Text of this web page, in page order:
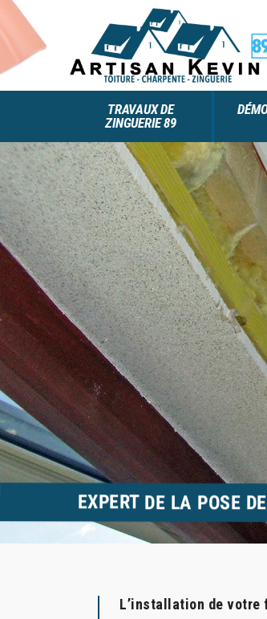
TRAVAUX DE
ZINGUERIE 89
EXPERT DE LA POSE
L’installation de